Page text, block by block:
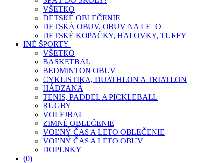
VŠETKO
DETSKÉ OBLEČENIE
DETSKÁ OBUV, OBUV NA LETO
DETSKÉ KOPAČKY, HALOVKY, TURFY
INÉ ŠPORTY
VŠETKO
BASKETBAL
BEDMINTON OBUV
CYKLISTIKA, DUATHLON A TRIATLON
HÁDZANÁ
TENIS, PADDEL A PICKLEBALL
RUGBY
VOLEJBAL
ZIMNÉ OBLEČENIE
VOĽNÝ ČAS A LETO OBLEČENIE
VOĽNÝ ČAS A LETO OBUV
DOPLNKY
(0)